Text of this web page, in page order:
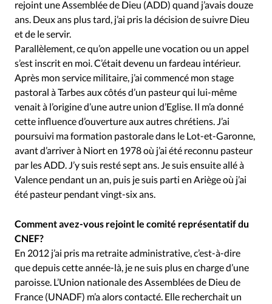
rejoint une Assemblée de Dieu (ADD) quand j’avais douze
ans. Deux ans plus tard, j’ai pris la décision de suivre Dieu
et de le servir.
Parallèlement, ce qu’on appelle une vocation ou un appel
s’est inscrit en moi. C’était devenu un fardeau intérieur.
Après mon service militaire, j’ai commencé mon stage
pastoral à Tarbes aux côtés d’un pasteur qui lui-même
venait à l’origine d’une autre union d’Eglise. Il m’a donné
cette influence d’ouverture aux autres chrétiens. J’ai
poursuivi ma formation pastorale dans le Lot-et-Garonne,
avant d’arriver à Niort en 1978 où j’ai été reconnu pasteur
par les ADD. J’y suis resté sept ans. Je suis ensuite allé à
Valence pendant un an, puis je suis parti en Ariège où j’ai
été pasteur pendant vingt-six ans.
Comment avez-vous rejoint le comité représentatif du
CNEF?
En 2012 j’ai pris ma retraite administrative, c’est-à-dire
que depuis cette année-là, je ne suis plus en charge d’une
paroisse. L’Union nationale des Assemblées de Dieu de
France (UNADF) m’a alors contacté. Elle recherchait un